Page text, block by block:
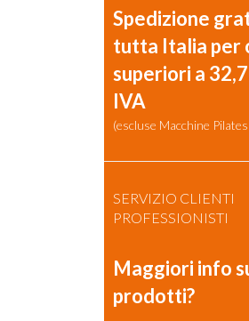
Spedizione
tutta Italia per
superiori a
IVA
(escluse Macchine
SERVIZIO CLIENTI
PROFESSIONISTI
Maggiori info
prodotti?